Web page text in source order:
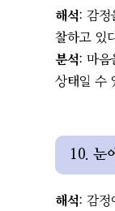
해석: 감정
찰하고 있
분석: 마음
상태일 수
10. 눈
해석: 감정